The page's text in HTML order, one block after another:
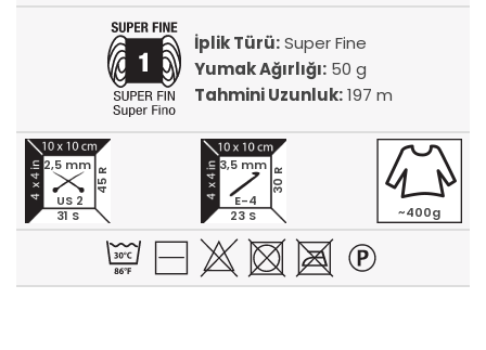
İplik Türü:Super Fine
Yumak Ağırlığı:50 g
Tahmini Uzunluk:197 m
31 S
45 R
2,5 mm
US 2
23 S
30 R
3,5 mm
E-4
~400g